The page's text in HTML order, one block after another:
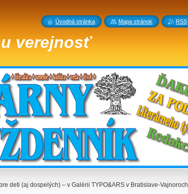
verejnosť
deti (aj dospelých) – v Galérii TYPO&ARS v Bratislave-Vajnoroch
Úvodná stránka Mapa stránok RSS